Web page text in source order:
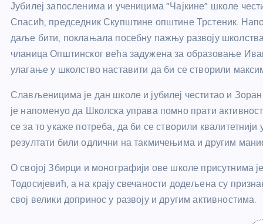
Јубилеј запосленима и ученицима “Чајкине” школе
Спасић, председник Скупштине општине Трстеник.
даље бити, поклањала посебну пажњу развоју школства
чланица Општинског већа задужена за образовање
улагање у школство наставити да би се створили
Слављеницима је дан школе и јубилеј честитао и
је напоменуо да Школска управа помно прати
се за то укаже потреба, да би се створили
резултати били одлични на такмичењима и другим
О својој Збирци и монографији ове школе присутнима
Тодосијевић, а на крају свечаности додељена су
свој велики допринос у развоју и другим активностима.